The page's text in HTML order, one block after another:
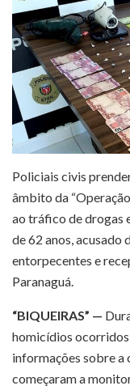
Policiais civis
âmbito da
ao tráfico de drogas
de 62 anos, acusado
entorpecentes e
Paranaguá.
“BIQUEIRAS” —
homicídios
informações sobre a
começaram a